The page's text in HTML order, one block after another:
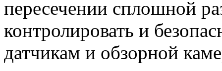
пересечении сплошной
контролировать и
датчикам и обзорной